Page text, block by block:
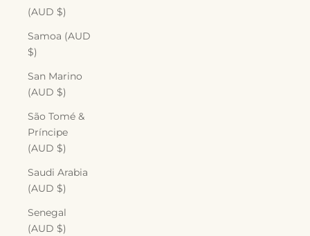
(AUD $)
Samoa (AUD
$)
San Marino
(AUD $)
São Tomé &
Príncipe
(AUD $)
Saudi Arabia
(AUD $)
Senegal
(AUD $)